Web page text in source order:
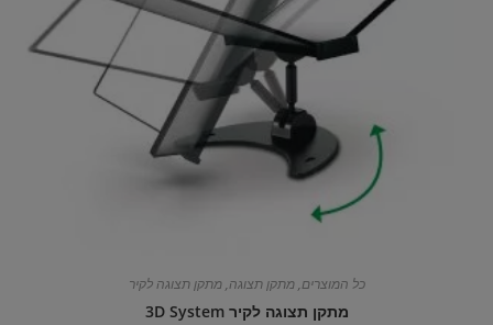
כל המוצרים,מתקן תצוגה,מתקן תצוגה לקיר
מתקן תצוגה לקיר 3D System